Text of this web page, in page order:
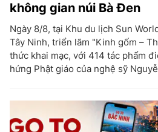
không gian núi Bà Đen
Ngày 8/8, tại Khu du lịch Sun
Tây Ninh, triển lãm "Kinh gốm –
thức khai mạc, với 414 tác phẩm
hứng Phật giáo của nghệ sỹ